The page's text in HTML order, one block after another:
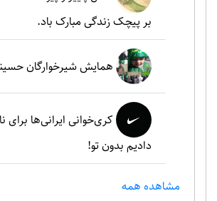
بر پیچک زندگی مبارک باد.
همایش شیرخوارگان
کری‌خوانی ایرانی‌ها
دادیم بدون تو!
مشاهده همه